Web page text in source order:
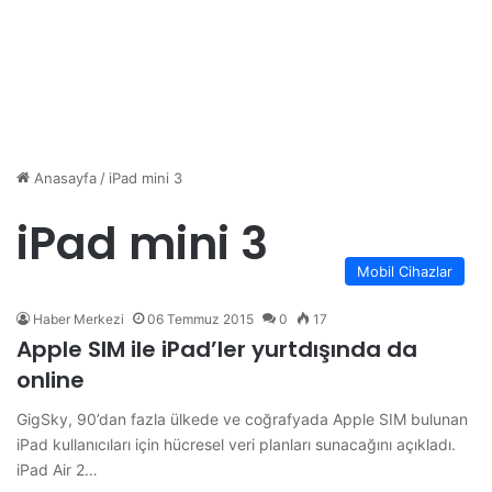
Anasayfa/ iPad mini 3
iPad mini 3 Mobil Cihazlar
Haber Merkezi 06 Temmuz 2015 0 17
Apple SIM ile iPad’ler yurtdışında da
online
GigSky, 90’dan fazla ülkede ve coğrafyada Apple SIM bulunan
iPad kullanıcıları için hücresel veri planları sunacağını açıkladı.
iPad Air 2…